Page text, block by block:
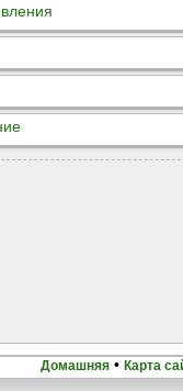
Домашняя • Карта